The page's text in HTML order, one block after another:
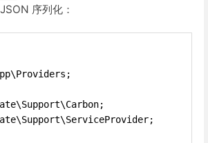
序列化：